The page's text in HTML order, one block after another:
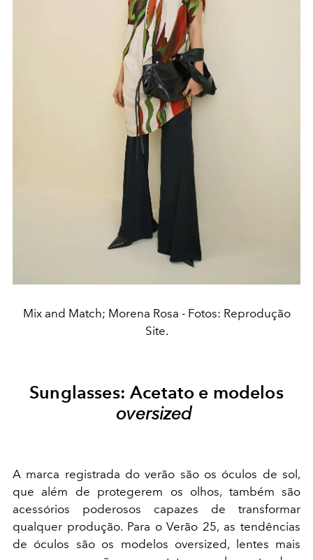
Mix and Match; Morena Rosa - Fotos: Reprodução
Site.
Sunglasses: Acetato e modelos
oversized
A marca registrada do verão são os óculos de sol,
que além de protegerem os olhos, também são
acessórios poderosos capazes de transformar
qualquer produção. Para o Verão 25, as tendências
de óculos são os modelos oversized, lentes mais